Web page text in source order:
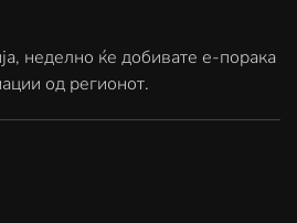
неделно ќе добивате е-порака
од регионот.